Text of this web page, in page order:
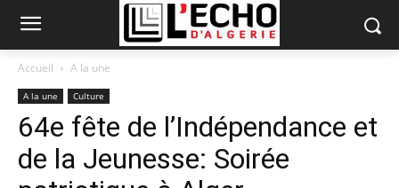
Accueil A la une
A la une Culture
64e fête de l’Indépendance et
de la Jeunesse: Soirée